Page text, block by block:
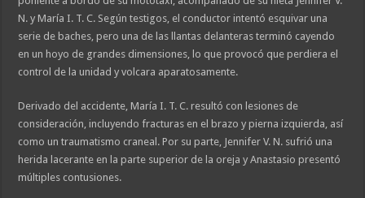
N. y María I. T. C. Según testigos, el conductor intentó esquivar una
serie de baches, pero una de las llantas delanteras terminó cayendo
en un hoyo de grandes dimensiones, lo que provocó que perdiera el
control de la unidad y volcara aparatosamente.
Derivado del accidente, María I. T. C. resultó con lesiones de
consideración, incluyendo fracturas en el brazo y pierna izquierda, así
como un traumatismo craneal. Por su parte, Jennifer V. N. sufrió una
herida lacerante en la parte superior de la oreja y Anastasio presentó
múltiples contusiones.